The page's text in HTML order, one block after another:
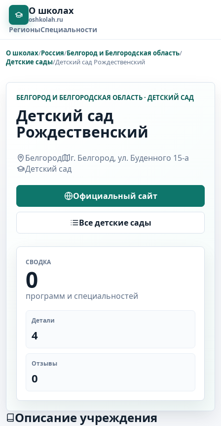
О школах
oshkolah.ru
РегионыСпециальности
О школах/Россия/Белгород и Белгородская область/
Детские сады/Детский сад Рождественский
БЕЛГОРОД И БЕЛГОРОДСКАЯ ОБЛАСТЬ · ДЕТСКИЙ САД
Детский сад
Рождественский
Белгород
г. Белгород, ул. Буденного 15-а
Детский сад
Официальный сайт
Все детские сады
СВОДКА
0
программ и специальностей
Детали
4
Отзывы
0
Описание учреждения